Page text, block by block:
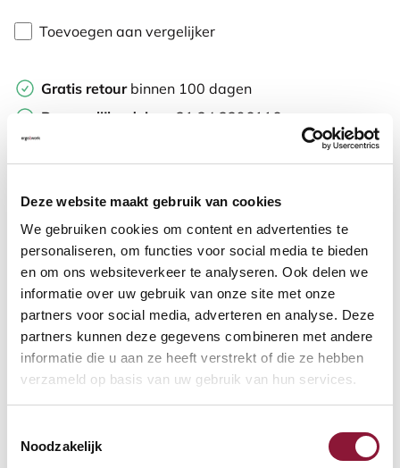
Deze website maakt gebruik van cookies
We gebruiken cookies om content en advertenties te
personaliseren, om functies voor social media te bieden
en om ons websiteverkeer te analyseren. Ook delen we
informatie over uw gebruik van onze site met onze
partners voor social media, adverteren en analyse. Deze
partners kunnen deze gegevens combineren met andere
informatie die u aan ze heeft verstrekt of die ze hebben
verzameld op basis van uw gebruik van hun services.
Noodzakelijk
Toevoegen aan vergelijker
Gratis retourbinnen 100 dagen
Persoonlijk advies
+31 24 3296116
Reviews
5 / 5 1reviews
Dhr. Rik Bergman,03-11-2017
Ligt erg goed in de hand, ook door keuze in maten.